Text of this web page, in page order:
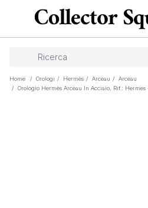
Home / Orologi / Hermès / Arceau /
Arceau
/
Orologio Hermès Arceau In Acciaio, Rif.: Hermes